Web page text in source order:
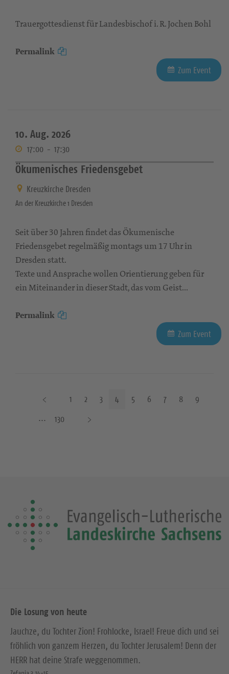
Trauergottesdienst für Landesbischof i. R. Jochen Bohl
Permalink
Zum Event
10. Aug. 2026
17:00 - 17:30
Ökumenisches Friedensgebet
Kreuzkirche Dresden
An der Kreuzkirche 1 Dresden
Seit über 30 Jahren findet das Ökumenische
Friedensgebet regelmäßig montags um 17 Uhr in
Dresden statt.
Texte und Ansprache wollen Orientierung geben für
ein Miteinander in dieser Stadt, das vom Geist...
Permalink
Zum Event
S
e
1 2 3 4 5 6 7 8
9
130
N
e
i
Die Losung von heute
Jauchze, du Tochter Zion! Frohlocke, Israel! Freue dich und sei
fröhlich von ganzem Herzen, du Tochter Jerusalem! Denn der
HERR hat deine Strafe weggenommen.